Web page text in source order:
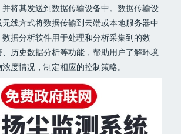
将其发送到数据传输设备中。数据传输设
线方式将数据传输到云端或本地服务器中
据分析软件用于处理和分析采集到的数
历史数据分析等功能，帮助用户了解环境
度情况，制定相应的控制策略。